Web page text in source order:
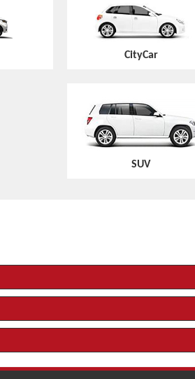
CityCar
SUV